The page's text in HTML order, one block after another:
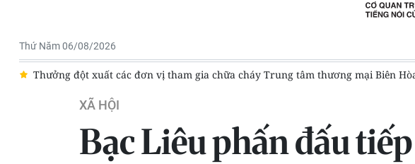
Thứ Năm 06/08/2026
Thưởng đột xuất các đơn vị tham gia chữa cháy Trung tâm thương mại Biên
XÃ HỘI
Bạc Liêu phấn đấu